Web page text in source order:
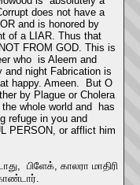
does not have a
and is honored by
of a LIAR. Thus that
FROM GOD. This is
who is Aleem and
night Fabrication is
happy. Ameen. But O
by Plague or Cholera
whole world and has
refuge in you and
PERSON, or afflict him
பிளேக், காலரா மாதிரி